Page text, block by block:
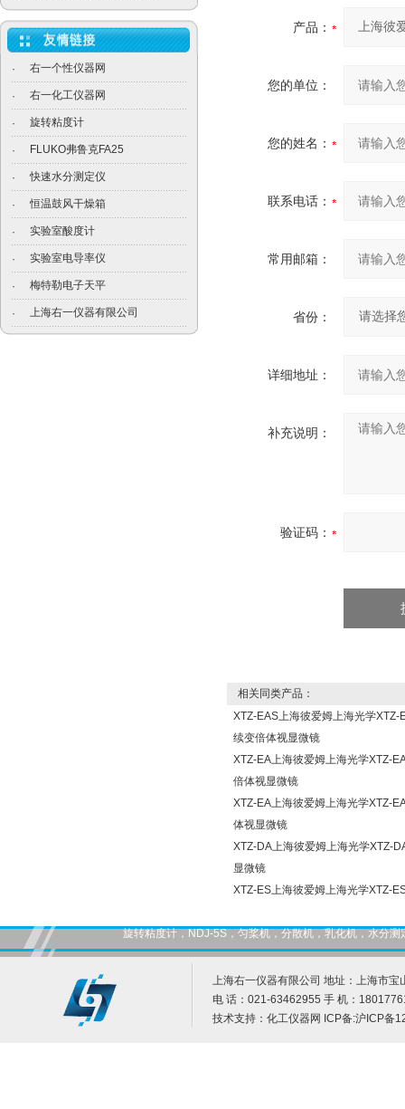
· 右一个性仪器网
· 右一化工仪器网
· 旋转粘度计
· FLUKO弗鲁克FA25
· 快速水分测定仪
· 恒温鼓风干燥箱
· 实验室酸度计
· 实验室电导率仪
· 梅特勒电子天平
· 上海右一仪器有限公司
产品：
您的单位：
您的姓名：
联系电话：
常用邮箱：
省份：
详细地址：
补充说明：
验证码：
相关同类产品：
XTZ-EAS上海彼爱姆上海光学
续变倍体视显微镜
XTZ-EA上海彼爱姆上海光学XTZ-
倍体视显微镜
XTZ-EA上海彼爱姆上海光学XTZ-
体视显微镜
XTZ-DA上海彼爱姆上海光学XTZ-
显微镜
XTZ-ES上海彼爱姆上海光学XTZ-
旋转粘度计，NDJ-5S，匀桨机，分散机，乳化机，水分
上海右一仪器有限公司 地址：上海市宝
电 话：021-63462955 手 机：
技术支持： 化工仪器网 ICP备:沪ICP备